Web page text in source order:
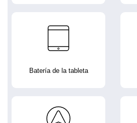
Batería de la tableta